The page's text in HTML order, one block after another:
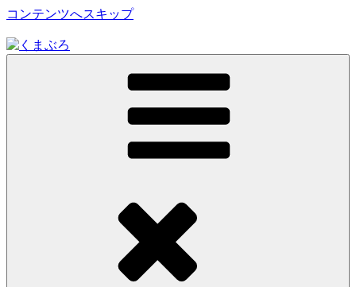
コンテンツへスキップ
くまが入る温泉じゃありません。私くまぱぱのブログという